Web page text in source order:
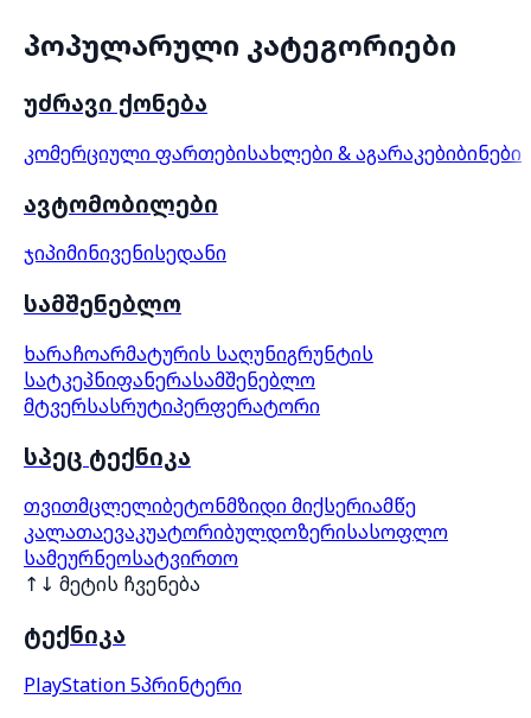
პოპულარული კატეგორიები
უძრავი ქონება
კომერციული ფართებისახლები & აგარაკებიბინები
ავტომობილები
ჯიპიმინივენისედანი
სამშენებლო
ხარაჩოარმატურის საღუნიგრუნტის
სატკეპნიფანერასამშენებლო
მტვერსასრუტიპერფერატორი
სპეც ტექნიკა
თვითმცლელიბეტონმზიდი მიქსერიამწე
კალათაევაკუატორიბულდოზერისასოფლო
სამეურნეოსატვირთო
↑↓ მეტის ჩვენება
ტექნიკა
PlayStation 5პრინტერი